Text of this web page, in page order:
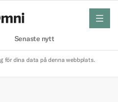
Senaste nytt
meny
för dina data på denna webbplats.